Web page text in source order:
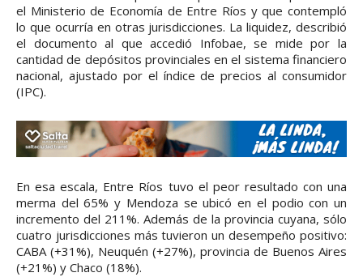
el Ministerio de Economía de Entre Ríos y que contempló
lo que ocurría en otras jurisdicciones. La liquidez, describió
el documento al que accedió Infobae, se mide por la
cantidad de depósitos provinciales en el sistema financiero
nacional, ajustado por el índice de precios al consumidor
(IPC).
En esa escala, Entre Ríos tuvo el peor resultado con una
merma del 65% y Mendoza se ubicó en el podio con un
incremento del 211%. Además de la provincia cuyana, sólo
cuatro jurisdicciones más tuvieron un desempeño positivo:
CABA (+31%), Neuquén (+27%), provincia de Buenos Aires
(+21%) y Chaco (18%).